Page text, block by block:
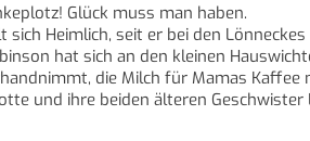
Glück muss man haben.
Heimlich, seit er bei den
hat sich an den kleinen
die Milch für Mamas
und ihre beiden älteren
Wichtelarbeit. Am allerliebsten sind